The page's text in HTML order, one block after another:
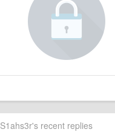
S1ahs3r's recent replies